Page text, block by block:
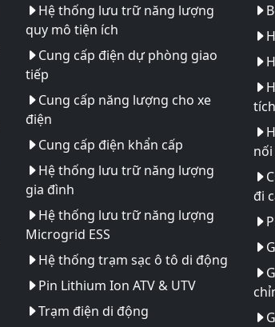
Hệ thống lưu trữ năng lượng
quy mô tiện ích
Cung cấp điện dự phòng giao
tiếp
Cung cấp năng lượng cho xe
điện
Cung cấp điện khẩn cấp
Hệ thống lưu trữ năng lượng
gia đình
Hệ thống lưu trữ năng lượng
Microgrid ESS
Hệ thống trạm sạc ô tô di động
Pin Lithium Ion ATV & UTV
Trạm điện di động
đi